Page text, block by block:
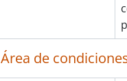
Área de